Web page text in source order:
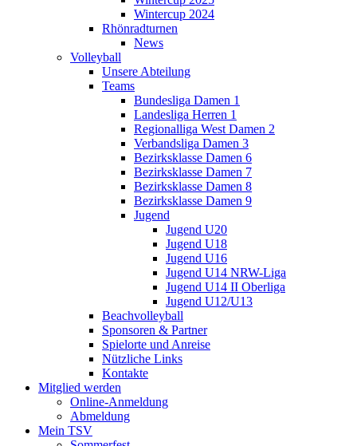
Wintercup 2024
Rhönradturnen
News
Volleyball
Unsere Abteilung
Teams
Bundesliga Damen 1
Landesliga Herren 1
Regionalliga West Damen 2
Verbandsliga Damen 3
Bezirksklasse Damen 6
Bezirksklasse Damen 7
Bezirksklasse Damen 8
Bezirksklasse Damen 9
Jugend
Jugend U20
Jugend U18
Jugend U16
Jugend U14 NRW-Liga
Jugend U14 II Oberliga
Jugend U12/U13
Beachvolleyball
Sponsoren & Partner
Spielorte und Anreise
Nützliche Links
Kontakte
Mitglied werden
Online-Anmeldung
Abmeldung
Mein TSV